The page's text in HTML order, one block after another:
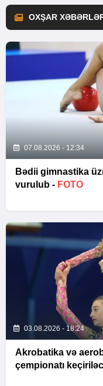
OXŞAR
07.08.2026 - 12:34
Bədii gimnastika
vurulub - FOTO
03.08.2026 - 18:24
Akrobatika və
çempionatı